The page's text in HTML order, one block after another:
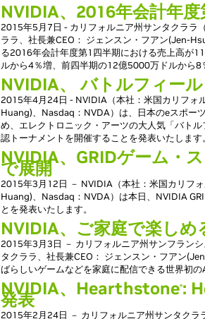
NVIDIA、2016年会計年
2015年5月7日 - カリフォルニア州サンタクララ
ララ、社長兼CEO： ジェンスン・フアン(Jen-
る2016年会計年度第1四半期における売上高が
ルから4％増、前四半期の12億5000万ドルから8
NVIDIA、 バトルフィー
2015年4月24日 - NVIDIA（本社：米国カリフォ
Huang)、Nasdaq：NVDA）は、日本のeスポー
め、エレクトロニック・アーツの大人気「バト
認トーナメントを開催することを発表いたします。
NVIDIA、GRIDゲーム・
で展開
2015年3月12日 － NVIDIA（本社：米国カリフ
Huang)、Nasdaq：NVDA）は本日、NVIDIA
とを発表いたします。
NVIDIA、ご家庭で楽し
2015年3月3日 － カリフォルニア州サンフラン
タクララ、社長兼CEO： ジェンスン・フアン
ばらしいゲームなどを家庭に配信できる世界初
NVIDIA、Hearthstone®:
発表
2015年2月24日 － カリフォルニア州サンタク